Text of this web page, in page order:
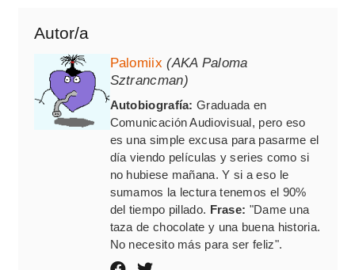
Autor/a
Palomiix (AKA Paloma
Sztrancman)
Autobiografía: Graduada en
Comunicación Audiovisual, pero eso
es una simple excusa para pasarme el
día viendo películas y series como si
no hubiese mañana. Y si a eso le
sumamos la lectura tenemos el 90%
del tiempo pillado. Frase: "Dame una
taza de chocolate y una buena historia.
No necesito más para ser feliz".